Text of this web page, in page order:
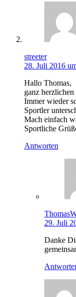
streeter
28. Juli 2016
Hallo Thomas,
ganz
Immer wieder
Sportler
Mach einfach
Sportliche
Antworten
29. Juli
Danke